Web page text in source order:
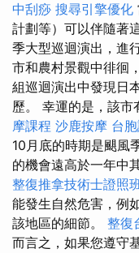
中刮痧 搜尋引擎優化
計劃等）可以伴隨著
季大型巡迴演出，進
市和農村景觀中徘徊
組巡迴演出中發現日
歷。 幸運的是，該市
摩課程 沙鹿按摩 台
10月底的時期是颶風
的機會遠高於一年中
整復推拿技術士證照
能發生自然危害，例
該地區的細節。 整復
而言之，如果您遵守